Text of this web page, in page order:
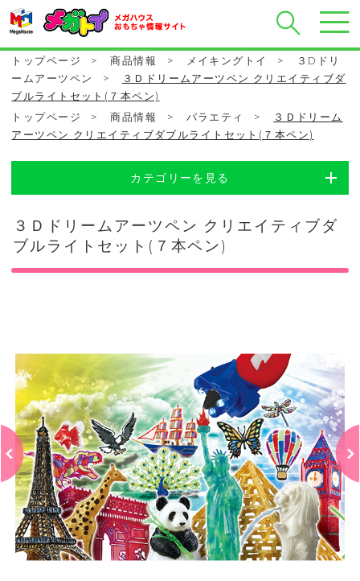
トップページ > 商品情報 > メイキングトイ >
３Dドリ
ームアーツペン
>
３Ｄドリームアーツペン クリエイティブダ
ブルライトセット(７本ペン)
トップページ
> 商品情報 > バラエティ >
３Ｄドリーム
アーツペン クリエイティブダブルライトセット(７本ペン)
カテゴリーを見る
３Ｄドリームアーツペン クリエイティブダ
ブルライトセット(７本ペン)